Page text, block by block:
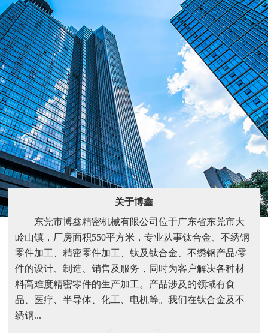
关于博鑫
东莞市博鑫精密机械有限公司位于广东省东莞市大
岭山镇，厂房面积550平方米，专业从事钛合金、不绣钢
零件加工、精密零件加工、钛及钛合金、不绣钢产品/零
件的设计、制造、销售及服务，同时为客户解决各种材
料高难度精密零件的生产加工。产品涉及的领域有食
品、医疗、半导体、化工、电机等。我们在钛合金及不
绣钢...